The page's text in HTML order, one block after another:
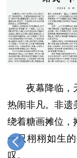
夜幕降临，
热闹非凡。非遗
绕着糖画摊位，
一只栩栩如生
叹。